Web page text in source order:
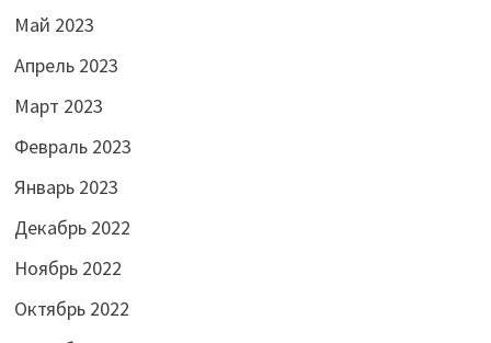
Май 2023
Апрель 2023
Март 2023
Февраль 2023
Январь 2023
Декабрь 2022
Ноябрь 2022
Октябрь 2022